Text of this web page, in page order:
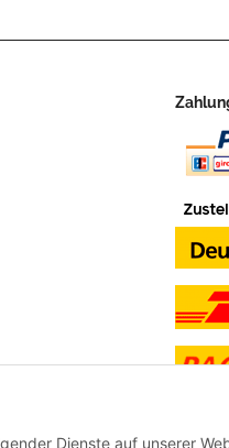
Dienste auf unserer